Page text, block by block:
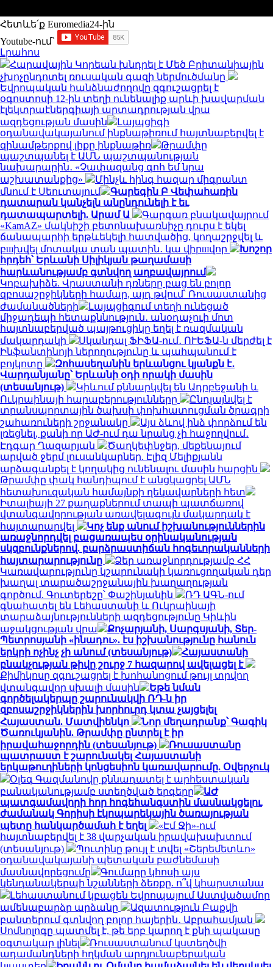
Հետևե՛ք Euromedia24-ին
Youtube-ում`
Լրահոս
Հարավային Կորեան խնդրել է Մեծ Բրիտանիային
չխոչընդոտել ռուսական գազի ներմուծմանը
Եվրոպական հանձնաժողովը զգուշացրել է
օգոստոսի 12-ին տեղի ունենալիք արևի խավարման
էլեկտրաէներգիայի արտադրության վրա
ազդեցության մասին
Լայպցիգի
օդանավակայանում ինքնաթիռում հայտնաբերվել է
զինամթերքով լիքը ինքնաթիռ
Թրամփը
պաշտպանել է ԱՄՆ պաշտպանության
նախարարին․ «Չափազանց գոհ եմ նրա
աշխատանքից»
Մինչև հինգ հազար միգրանտ
մնում է Սեուտայում
Գարեգին Բ Վեփահառին
դատարան կանչելն անընդունելի է եւ
դատապարտելի. Արամ Ա
Գարգառ բնակավայրում
«KamAZ» մակնիշի բետոնախառնիչը դուրս է եկել
ճանապարհի երթևեկելի հատվածից, կողաշրջվել և
բшխվել մոտակա տան պատին․ կա վիրшվոր
Խոշոր
հրդեհ՝ Երևանի Սիլիկյան թաղամասի
հարևանությամբ գտնվող աղբավայրում
Կոբախիձե. Վրաստանի դռները բաց են բոլոր
զբոսաշրջիկների համար, այդ թվում՝ Ռուսաստանից
ժամանածների
Լայպցիգում տեղի ունեցած
միջադեպի հետաքննություն․ անօդաչուի մոտ
հայտնաբերված պայթուցիկը եղել է ռազմական
մակարդակի
Սկանդալ ՖԻՖԱ-ում․ ՈՒԵՖԱ-ն մերժել է
Ինֆանտինոյի ներողությունը և պահպանում է
բոյկոտը
Զոհասեղանին երևանցու կյանքն է․
Վարդանյանը՝ Երևանի օդի որակի մասին
(տեսանյութ)
Կիևում քննարկվել են Ադրբեջանի և
Ուկրաինայի հարաբերությունները
Ընդլայնվել է
տրանսպորտային ծախսի փոխհատուցման ծրագրի
շահառուների շրջանակը
Այս ձևով ինձ փորձում են
լռեցնել, քանի որ ԱԺ-ում դա նրանց չի հաջողվում․
Էդգար Ղազարյան
Ծաղկեփնջեր, մեքենայում
արված ջերմ լուսանկարներ. Էլիզ Մելիքյանն
արձագանքել է կողակից ունենալու մասին հարցին
Թրամփը փակ հանդիպում է անցկացրել ԱՄՆ
հետախուզական համայնքի ղեկավարների հետ
Իտալիայի 27 քաղաքներում տապի պատճառով
վտանգավորության առավելագույն մակարդակ է
հայտարարվել
Կոչ ենք անում իշխանություններին
առաջնորդվել բացառապես օրինականության
սկզբունքներով. բարձրաստիճան հոգեւորականների
հայտարարությունը
Ձեր առաջնորդությամբ ՀՀ
Կառավարությունը կշարունակի կառուցողական դեր
խաղալ տարածաշրջանային խաղաղության
գործում. Գուտերեշը՝ Փաշինյանին
ՌԴ ԱԳՆ-ում
գնահատել են Լեհաստանի և Ուկրաինայի
տարաձայնությունների ազդեցությունը Կիևին
աջակցության վրա
Քոչարյանի, Սարգսյանի, Տեր-
Պետրոսյանի «ինադու». էս իշխանությունը հանուն
երկրի ոչինչ չի անում (տեսանյութ)
Հայաստանի
բնակչության թիվը շուրջ 7 հազարով ավելացել է
Քիմիկոսը զգուշացրել է խոհանոցում թույլ տրվող
վտանգավոր սխալի մասին
Եթե նման
գործելակերպը շարունակվի ՌԴ-ն իր
զբոսաշրջիկներին խորհուրդ կտա չայցելել
Հայաստան. Մատվիենկո
Նոր մեղադրանք՝ Գագիկ
Ծառուկյանին. Թրամփը ընտրել է իր
իրավահաջորդին (տեսանյութ)
Ռուսաստանը
պատրաստ է շարունակել Հայաստանի
երկաթուղիների կոնցեսիոն կառավարումը. Օվերչուկ
Օլեգ Գազմանովը քննադատել է արհեստական
բանականությամբ ստեղծված երգերը
ԱԺ
պատգամավորի հոր հոգեհանգստին մասնակցելու
ժամանակ Գորիսի էկոպարեկային ծառայության
պետը հանկարծամահ է եղել
«Էմ Ջի»-ում
հայտնաբերվել է 38 վարչական իրավախախտում
(տեսանյութ)
Պուտինը թույլ է տվել «Շերեմետևո»
օդանավակայանի պետական բաժնեմասի
մասնավորեցումը
Գումարը կհոսի այս
կենդանակերպի նշանների ձեռքը. ո՞վ կհարստանա
Լեհաստանում կբացեն Եվրոպայում Աստվածամոր
ամենաբարձր արձանը
Ազատություն Բաքվի
բանտերում գտնվող բոլոր հայերին․ Աբրահամյան
Սոմնոլոգը պատմել է, թե երբ կարող է քնի պակասը
օգտակար լինել
Ռուսաստանում կստեղծվի
ադամանդների հղկման արդյունաբերական